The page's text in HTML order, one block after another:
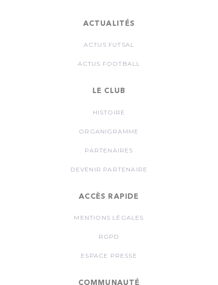
ACTUALITÉS
ACTUS FUTSAL
ACTUS FOOTBALL
LE CLUB
HISTOIRE
ORGANIGRAMME
PARTENAIRES
DEVENIR PARTENAIRE
ACCÈS RAPIDE
MENTIONS LÉGALES
RGPD
ESPACE PRESSE
COMMUNAUTÉ